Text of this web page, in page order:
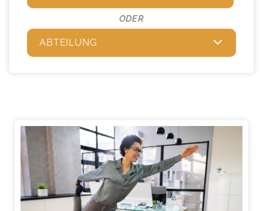
ODER
ABTEILUNG